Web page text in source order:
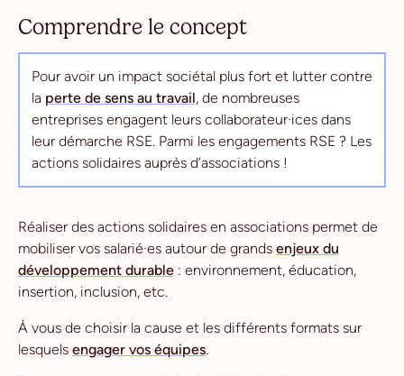
Comprendre le concept
Pour avoir un impact sociétal plus fort et lutter contre
la perte de sens au travail, de nombreuses
entreprises engagent leurs collaborateur·ices dans
leur démarche RSE. Parmi les engagements RSE ? Les
actions solidaires auprès d’associations !
Réaliser des actions solidaires en associations permet de
mobiliser vos salarié·es autour de grands enjeux du
développement durable : environnement, éducation,
insertion, inclusion, etc.
À vous de choisir la cause et les différents formats sur
lesquels engager vos équipes.